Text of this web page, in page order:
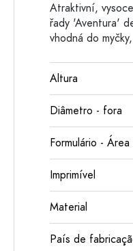
Atraktivní,
řady 'Aventura'
vhodná do
Altura
Diâmetro - fora
Formulário - Área
Imprimível
Material
País de